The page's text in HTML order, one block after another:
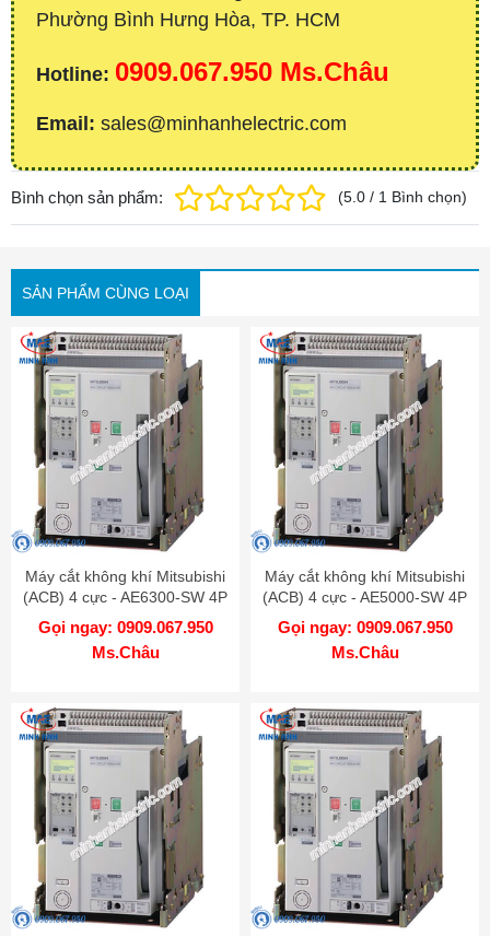
Phường Bình Hưng Hòa, TP. HCM
Hotline: 0909.067.950 Ms.Châu
Email: sales@minhanhelectric.com
Bình chọn sản phẩm: (5.0 / 1 Bình chọn)
SẢN PHẨM CÙNG LOẠI
Máy cắt không khí Mitsubishi
(ACB) 4 cực - AE6300-SW 4P
6300A 130kA DR
Gọi ngay: 0909.067.950
Ms.Châu
Máy cắt không khí Mitsubishi
(ACB) 4 cực - AE5000-SW 4P
5000A 130kA DR
Gọi ngay: 0909.067.950
Ms.Châu